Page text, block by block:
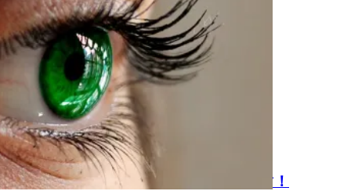
アイラッシュフラミンゴのまつげパーマ！